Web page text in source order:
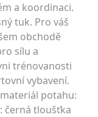
a koordinaci.
tuk. Pro váš
obchodě
sílu a
trénovanosti
vybavení.
potahu:
černá tloušťka